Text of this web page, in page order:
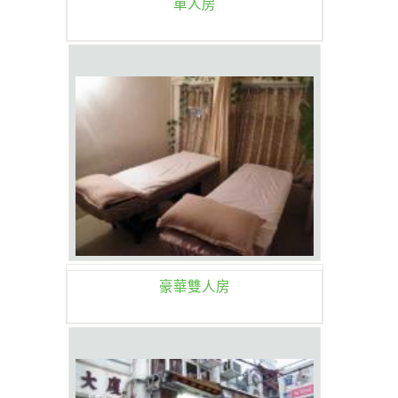
單人房
豪華雙人房